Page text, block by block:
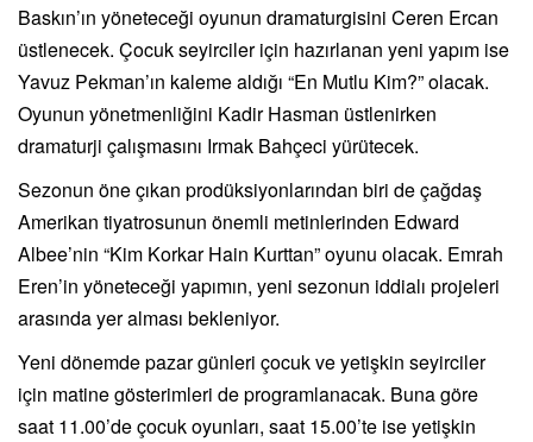
Baskın’ın yöneteceği oyunun dramaturgisini Ceren Ercan
üstlenecek. Çocuk seyirciler için hazırlanan yeni yapım ise
Yavuz Pekman’ın kaleme aldığı “En Mutlu Kim?” olacak.
Oyunun yönetmenliğini Kadir Hasman üstlenirken
dramaturji çalışmasını Irmak Bahçeci yürütecek.
Sezonun öne çıkan prodüksiyonlarından biri de çağdaş
Amerikan tiyatrosunun önemli metinlerinden Edward
Albee’nin “Kim Korkar Hain Kurttan” oyunu olacak. Emrah
Eren’in yöneteceği yapımın, yeni sezonun iddialı projeleri
arasında yer alması bekleniyor.
Yeni dönemde pazar günleri çocuk ve yetişkin seyirciler
için matine gösterimleri de programlanacak. Buna göre
saat 11.00’de çocuk oyunları, saat 15.00’te ise yetişkin